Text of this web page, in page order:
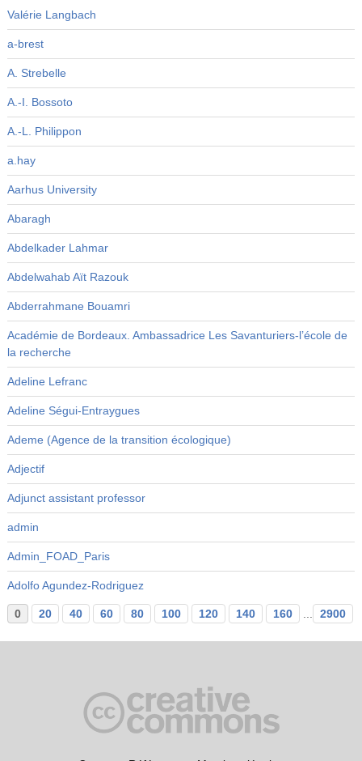
Valérie Langbach
a-brest
A. Strebelle
A.-I. Bossoto
A.-L. Philippon
a.hay
Aarhus University
Abaragh
Abdelkader Lahmar
Abdelwahab Aït Razouk
Abderrahmane Bouamri
Académie de Bordeaux. Ambassadrice Les Savanturiers-l’école de
la recherche
Adeline Lefranc
Adeline Ségui-Entraygues
Ademe (Agence de la transition écologique)
Adjectif
Adjunct assistant professor
admin
Admin_FOAD_Paris
Adolfo Agundez-Rodriguez
0 20 40 60 80 100 120 140 160 ... 2900